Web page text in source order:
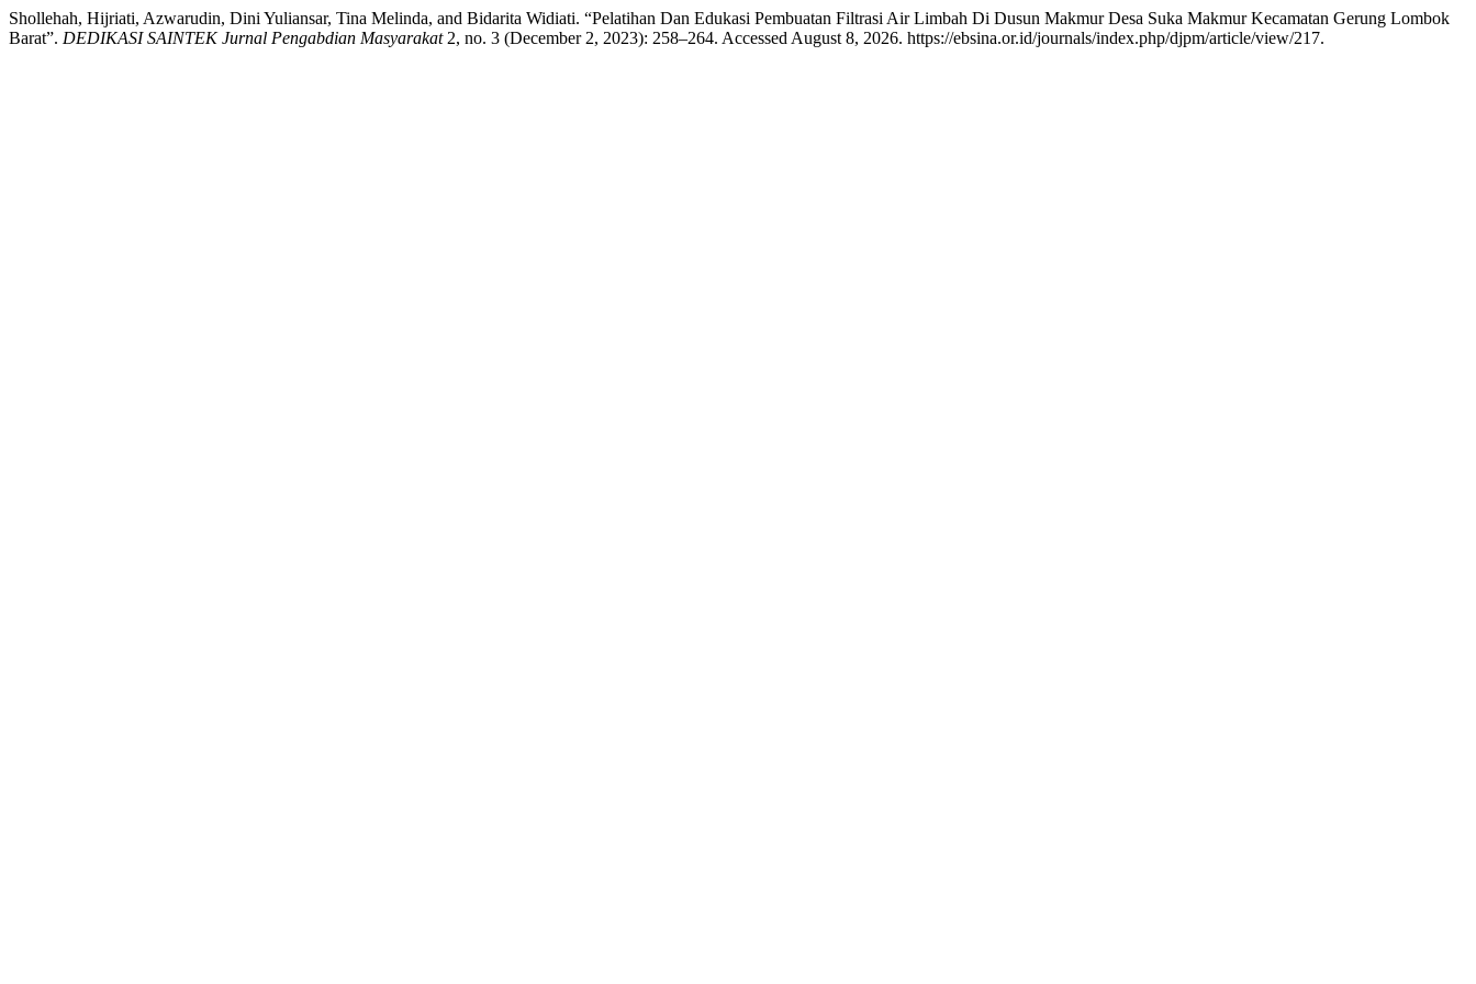
Shollehah, Hijriati, Azwarudin, Dini Yuliansar, Tina Melinda, and Bidarita Widiati. “Pelatihan Dan Edukasi Pembuatan Filtrasi Air Limbah Di Dusun Makmur Desa Suka Makmur Kecamatan Gerung Lombok
Barat”. DEDIKASI SAINTEK Jurnal Pengabdian Masyarakat2, no. 3 (December 2, 2023): 258–264. Accessed August 8, 2026. https://ebsina.or.id/journals/index.php/djpm/article/view/217.